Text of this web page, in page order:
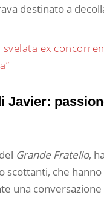
destinato a
ex
Javier:
Grande Fratello,
scottanti, che
una conversazione